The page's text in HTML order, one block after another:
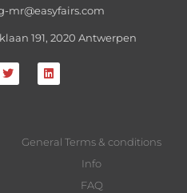
mr@easyfairs.com
191, 2020 Antwerpen
General Terms & conditions
Info
FAQ